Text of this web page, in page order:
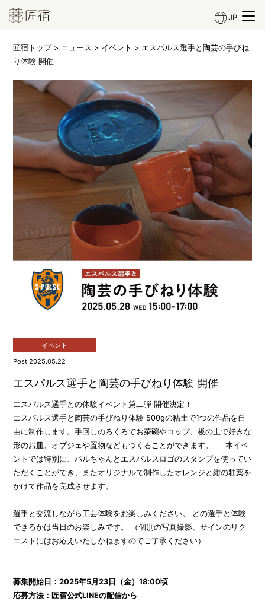
JP
匠宿トップ> ニュース > イベント > エスパルス選手と陶芸の手びね
り体験 開催
イベント
Post 2025.05.22
エスパルス選手と陶芸の手びねり体験 開催
エスパルス選手との体験イベント第二弾 開催決定！
エスパルス選手と陶芸の手びねり体験 500gの粘土で1つの作品を自
由に制作します。手回しのろくろでお茶碗やコップ、板の上で好きな
形のお皿、オブジェや置物などもつくることができます。 本イベ
ントでは特別に、パルちゃんとエスパルスロゴのスタンプを使ってい
ただくことができ、またオリジナルで制作したオレンジと紺の釉薬を
かけて作品を完成させます。
選手と交流しながら工芸体験をお楽しみください。 どの選手と体験
できるかは当日のお楽しみです。 （個別の写真撮影、サインのリク
エストにはお応えいたしかねますのでご了承ください）
募集開始日：2025年5月23日（金）18:00頃
応募方法：匠宿公式LINEの配信から